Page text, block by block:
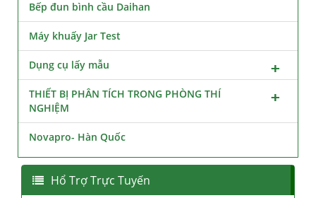
Bếp đun bình cầu Daihan
Máy khuấy Jar Test
Dụng cụ lấy mẫu
THIẾT BỊ PHÂN TÍCH TRONG PHÒNG THÍ
NGHIỆM
Novapro- Hàn Quốc
Hổ Trợ Trực Tuyến